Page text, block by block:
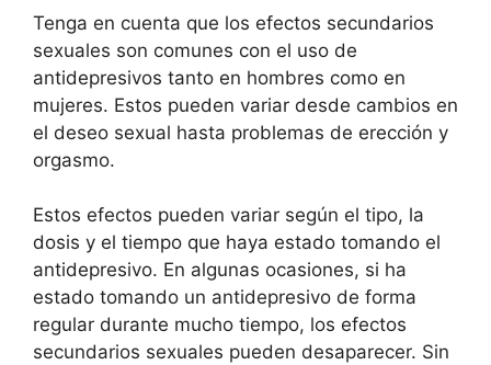
Tenga en cuenta que los efectos secundarios
sexuales son comunes con el uso de
antidepresivos tanto en hombres como en
mujeres. Estos pueden variar desde cambios en
el deseo sexual hasta problemas de erección y
orgasmo.
Estos efectos pueden variar según el tipo, la
dosis y el tiempo que haya estado tomando el
antidepresivo. En algunas ocasiones, si ha
estado tomando un antidepresivo de forma
regular durante mucho tiempo, los efectos
secundarios sexuales pueden desaparecer. Sin